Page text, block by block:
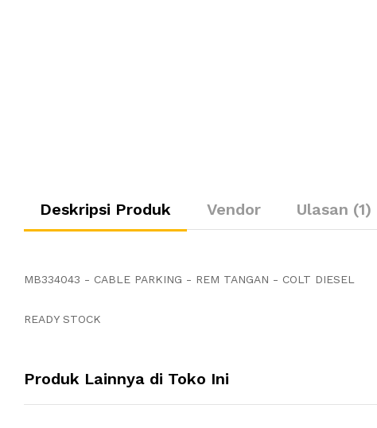
Deskripsi Produk Vendor Ulasan (1)
MB334043 - CABLE PARKING - REM TANGAN - COLT DIESEL
READY STOCK
Produk Lainnya di Toko Ini